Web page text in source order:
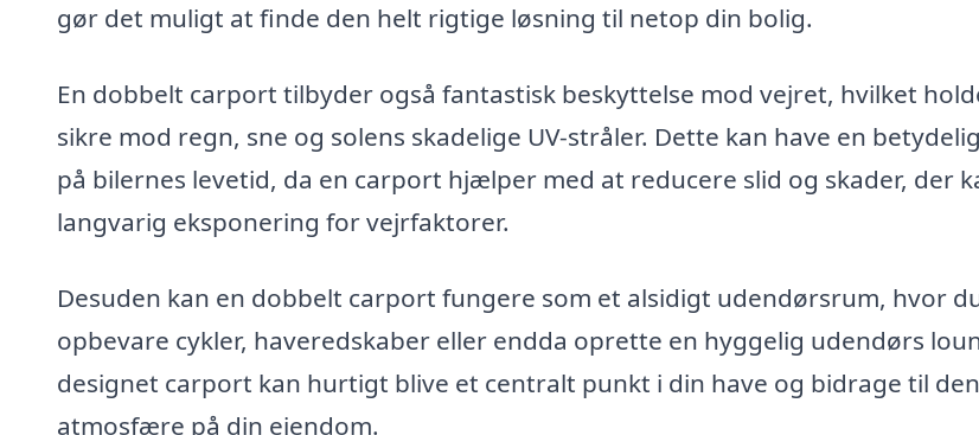
gør det muligt at finde den helt rigtige løsning til netop din bolig.
En dobbelt carport tilbyder også fantastisk beskyttelse mod vejret, hvilket
sikre mod regn, sne og solens skadelige UV-stråler. Dette kan have en
på bilernes levetid, da en carport hjælper med at reducere slid og skader, der
langvarig eksponering for vejrfaktorer.
Desuden kan en dobbelt carport fungere som et alsidigt udendørsrum, hvor
opbevare cykler, haveredskaber eller endda oprette en hyggelig udendørs
designet carport kan hurtigt blive et centralt punkt i din have og bidrage til
atmosfære på din ejendom.